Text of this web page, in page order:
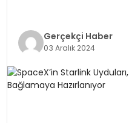
TEKNOLOJI
Gerçekçi Haber
03 Aralık 2024